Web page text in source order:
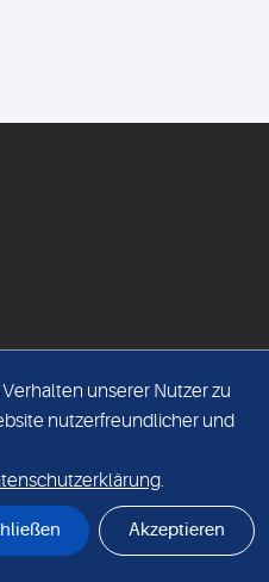
unserer Nutzer zu
nutzerfreundlicher und
.
Akzeptieren